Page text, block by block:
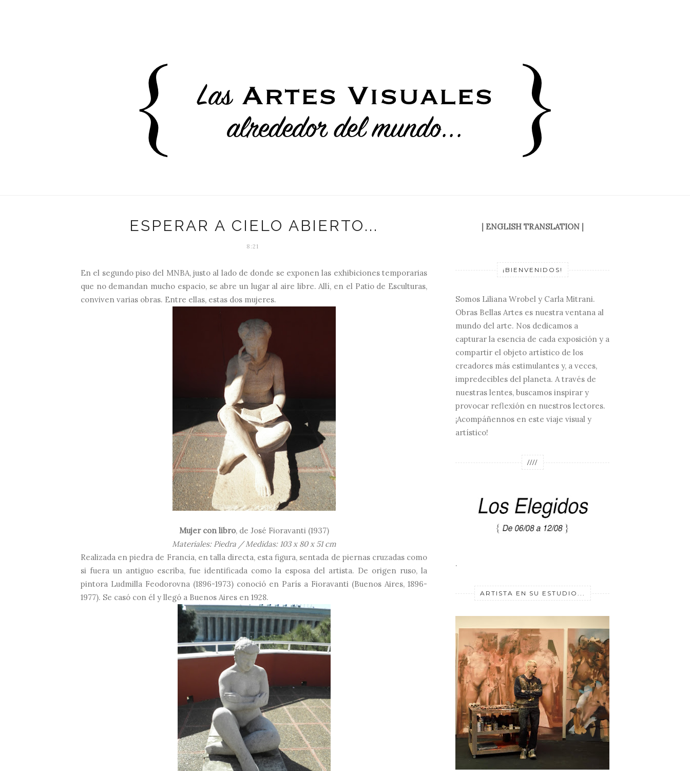
ESPERAR A CIELO ABIERTO...
8:21
En el segundo piso del MNBA, justo al lado de donde se exponen las exhibiciones temporarias
que no demandan mucho espacio, se abre un lugar al aire libre. Allí, en el Patio de Esculturas,
conviven varias obras. Entre ellas, estas dos mujeres.
Mujer con libro, de José Fioravanti (1937)
Materiales: Piedra / Medidas: 103 x 80 x 51 cm
Realizada en piedra de Francia, en talla directa, esta figura, sentada de piernas cruzadas como
si fuera un antiguo escriba, fue identificada como la esposa del artista. De origen ruso, la
pintora Ludmilla Feodorovna (1896-1973) conoció en París a Fioravanti (Buenos Aires, 1896-
1977). Se casó con él y llegó a Buenos Aires en 1928.
| ENGLISH TRANSLATION|
¡BIENVENIDOS!
Somos Liliana Wrobel y Carla Mitrani.
Obras Bellas Artes es nuestra ventana al
mundo del arte. Nos dedicamos a
capturar la esencia de cada exposición y a
compartir el objeto artístico de los
creadores más estimulantes y, a veces,
impredecibles del planeta. A través de
nuestras lentes, buscamos inspirar y
provocar reflexión en nuestros lectores.
¡Acompáñennos en este viaje visual y
artístico!
////
.
ARTISTA EN SU ESTUDIO...